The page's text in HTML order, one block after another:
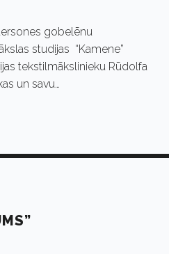
gobelēnu
studijas “Kamene”
tekstilmākslinieku Rūdolfa
un savu…